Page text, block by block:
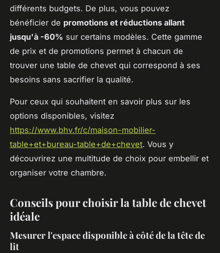
différents budgets. De plus, vous pouvez
bénéficier de promotions et réductions allant
jusqu'à -60% sur certains modèles. Cette gamme
de prix et de promotions permet à chacun de
trouver une table de chevet qui correspond à ses
besoins sans sacrifier la qualité.
Pour ceux qui souhaitent en savoir plus sur les
options disponibles, visitez
https://www.bhv.fr/c/maison-mobilier-
table+et+bureau-table+de+chevet. Vous y
découvrirez une multitude de choix pour embellir et
organiser votre chambre.
Conseils pour choisir la table de chevet
idéale
Mesurer l'espace disponible à côté de la tête de
lit